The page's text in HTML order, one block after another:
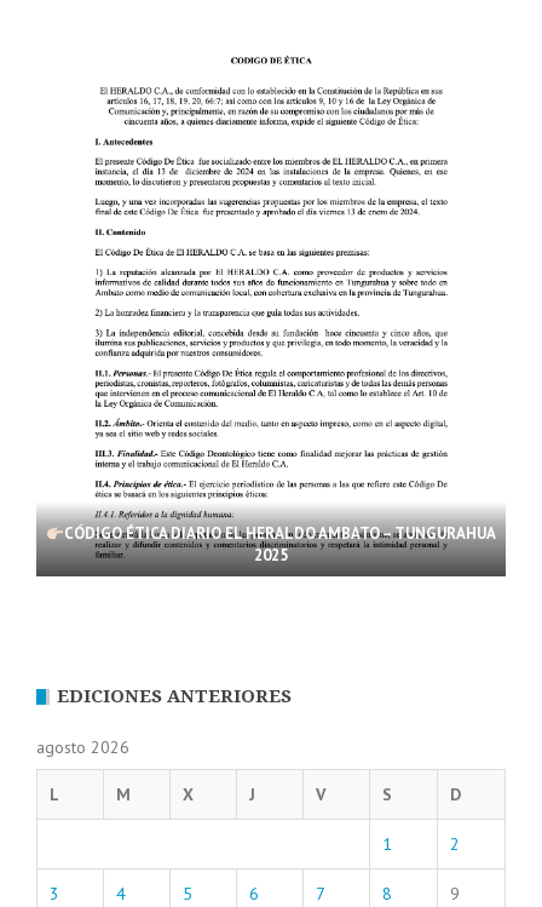
CÓDIGO ÉTICA DIARIO EL HERALDO AMBATO – TUNGURAHUA
2025
EDICIONES ANTERIORES
agosto 2026
L M X J V S D
1 2
3 4 5 6 7 8 9